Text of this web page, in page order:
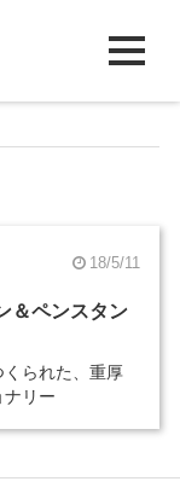
18/5/11
＆ペンスタン
られた、重厚
ナリー